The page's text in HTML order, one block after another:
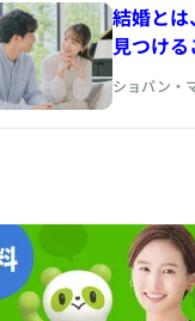
結婚と
見つけ
ートナ
アドラー
る〜
ショパン・